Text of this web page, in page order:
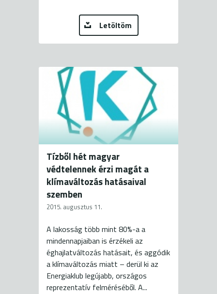
Letöltöm
Tízből hét magyar
védtelennek érzi magát a
klímaváltozás hatásaival
szemben
2015. augusztus 11.
A lakosság több mint 80%-a a
mindennapjaiban is érzékeli az
éghajlatváltozás hatásait, és aggódik
a klímaváltozás miatt – derül ki az
Energiaklub legújabb, országos
reprezentatív felméréséből. A...